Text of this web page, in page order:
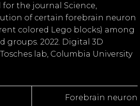
for the journal Science,
of certain forebrain neuron
colored Lego blocks) among
groups. 2022. Digital 3D
lab, Columbia University
Forebrain neuron